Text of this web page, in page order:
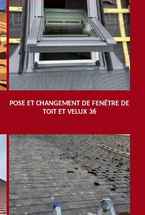
POSE ET CHANGEMENT DE FENÊTRE DE
TOIT ET VELUX 36